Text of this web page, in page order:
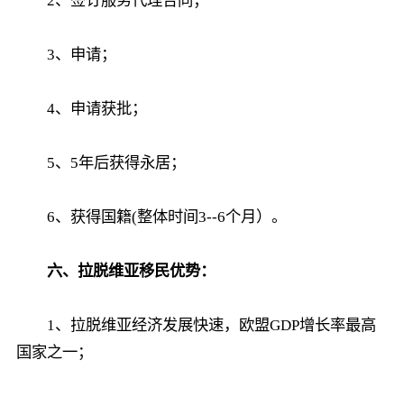
3、申请；
4、申请获批；
5、5年后获得永居；
6、获得国籍(整体时间3--6个月）。
六、拉脱维亚移民优势：
1、拉脱维亚经济发展快速，欧盟GDP增长率最高
国家之一；